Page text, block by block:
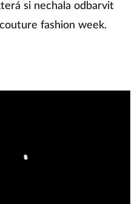
si nechala odbarvit
fashion week.